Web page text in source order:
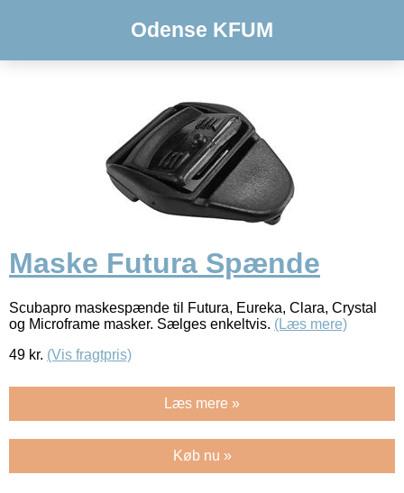
Odense KFUM
Maske Futura Spænde
Scubapro maskespænde til Futura, Eureka, Clara, Crystal
og Microframe masker. Sælges enkeltvis. (Læs mere)
49 kr. (Vis fragtpris)
Læs mere »
Køb nu »